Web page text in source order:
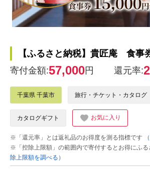
【ふるさと納税】貴匠庵 食
寄付金額:57,000円 還元率:
千葉県 千葉市 旅行・チケット・カタログ
カタログギフト お気に入り
※「還元率」とは返礼品のお得度を測る指標です
※「控除上限額」の範囲内で寄付するとお得にふる
除上限額を調べる）